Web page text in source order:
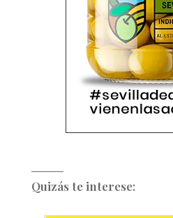
Quizás te interese: